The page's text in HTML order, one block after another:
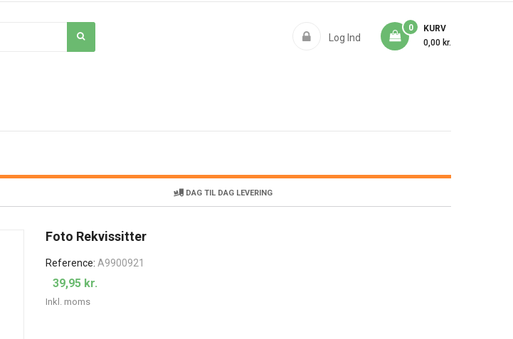
Log Ind
KURV
0
0,00 kr.
DAG TIL DAG LEVERING
Foto Rekvissitter
Reference: A9900921
39,95 kr.
Inkl. moms